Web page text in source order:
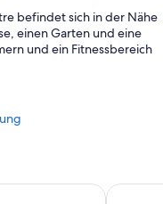
befindet sich in der Nähe
einen Garten und eine
und ein Fitnessbereich
ein Verkaufsautomat
Best